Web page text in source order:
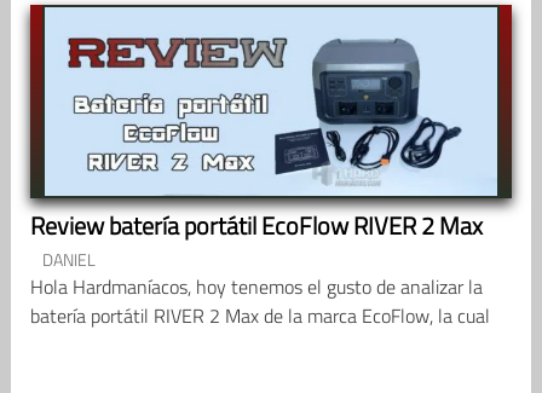
Review batería portátil EcoFlow RIVER 2 Max
DANIEL
Hola Hardmaníacos, hoy tenemos el gusto de analizar la
batería portátil RIVER 2 Max de la marca EcoFlow, la cual